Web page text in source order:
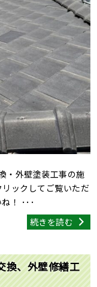
・外壁塗装工事の施
ックしてご覧いただ
！ ･･･
続きを読む
換、外壁修繕工